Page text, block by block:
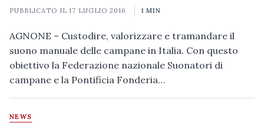
PUBBLICATO IL17 LUGLIO 2016 1 MIN
AGNONE – Custodire, valorizzare e tramandare il
suono manuale delle campane in Italia. Con questo
obiettivo la Federazione nazionale Suonatori di
campane e la Pontificia Fonderia…
NEWS